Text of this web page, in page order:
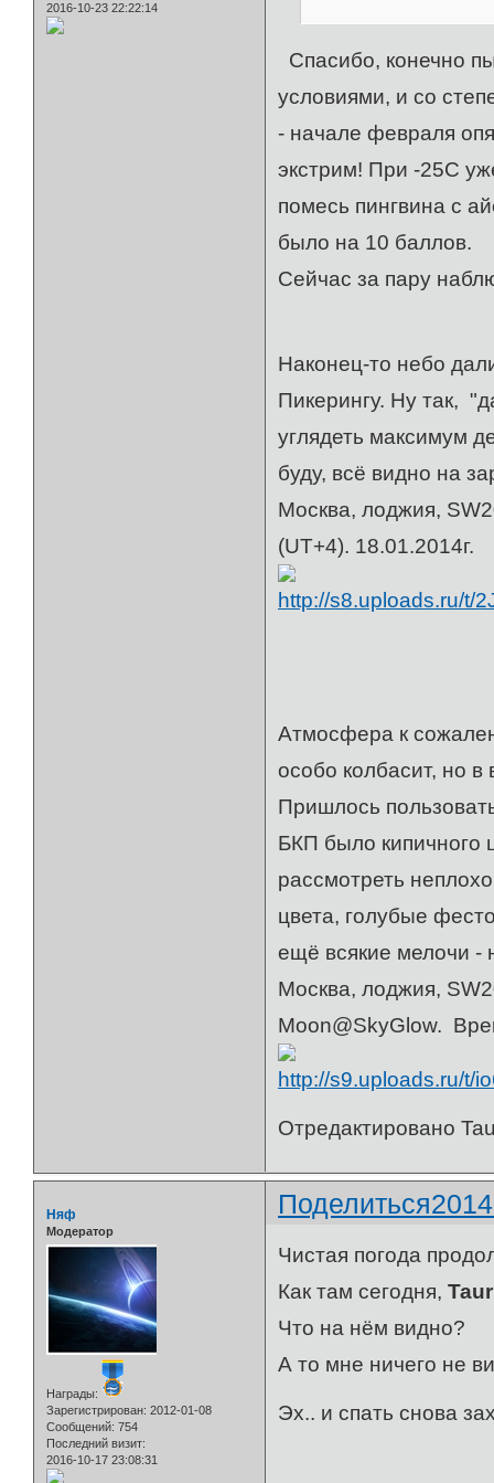
2016-10-23 22:22:14
Спасибо, конечно
условиями, и со
- начале февраля
экстрим! При -25С
помесь пингвина с
было на 10 баллов.
Сейчас за пару
Наконец-то небо
Пикерингу. Ну так,
углядеть максимум
буду, всё видно на
Москва, лоджия,
(UT+4). 18.01.2014г.
Атмосфера к
особо колбасит, но
Пришлось
БКП было кипичного
рассмотреть
цвета, голубые
ещё всякие мелочи -
Москва, лоджия,
Moon@SkyGlow.
Отредактировано
Поделиться
Няф
Модератор
Награды:
Зарегистрирован: 2012-01-08
Сообщений: 754
Последний визит:
2016-10-17 23:08:31
Чистая погода
Как там сегодня,
Что на нём видно?
А то мне ничего не
Эх.. и спать снова